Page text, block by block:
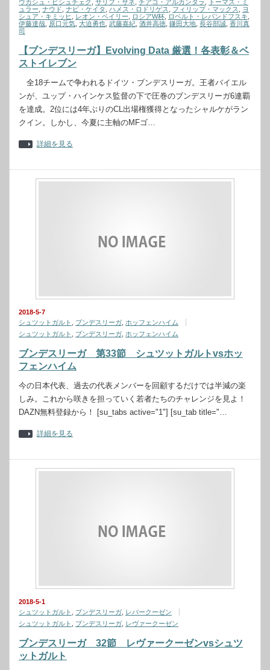
ウカシュ・ピシュチェク サリフ・サネ チアゴ・アルカンタラ
トーマス・ミ
ュラー ナウド ナビ・ケイタ ハメス・ロドリゲス フィリップ・マックス
ヨ
シュア・キミッヒ
レオン・ベイリー ロシアW杯 ロベルト・レバンドフスキ
伊藤達哉 原口元気 大迫勇也 武藤嘉紀 酒井高徳 鎌田大地 長谷部誠 香川真
司
【ブンデスリーガ】Evolving Data 厳選！各表彰＆ベ
ストイレブン
全18チームで争われるドイツ・ブンデスリーガ。王者バイエル
ンが、ユップ・ハインケス監督の下で圧巻のブンデスリーガ6連覇
を達成。2位には4年ぶりのCL出場権獲得となったシャルケがラン
クイン。しかし、今夏に主軸のMFゴ…
詳細を見る
2018-5-7
シュツットガルト
ブンデスリーガ ホッフェンハイム
シュツットガルト
ブンデスリーガ ホッフェンハイム
ブンデスリーガ 第33節 シュツットガルトvsホッ
フェンハイム
今の日本代表、過去の代表メンバーを回顧するだけでは半減の楽
しみ。これから咲きを担っていく若者たちのチャレンジを見よ！
DAZN無料登録から！ [su_tabs active="1"] [su_tab title="…
詳細を見る
2018-5-1
シュツットガルト
ブンデスリーガ レバークーゼン
シュツットガルト
ブンデスリーガ レヴァークーゼン
ブンデスリーガ 32節 レヴァークーゼンvsシュツ
ットガルト